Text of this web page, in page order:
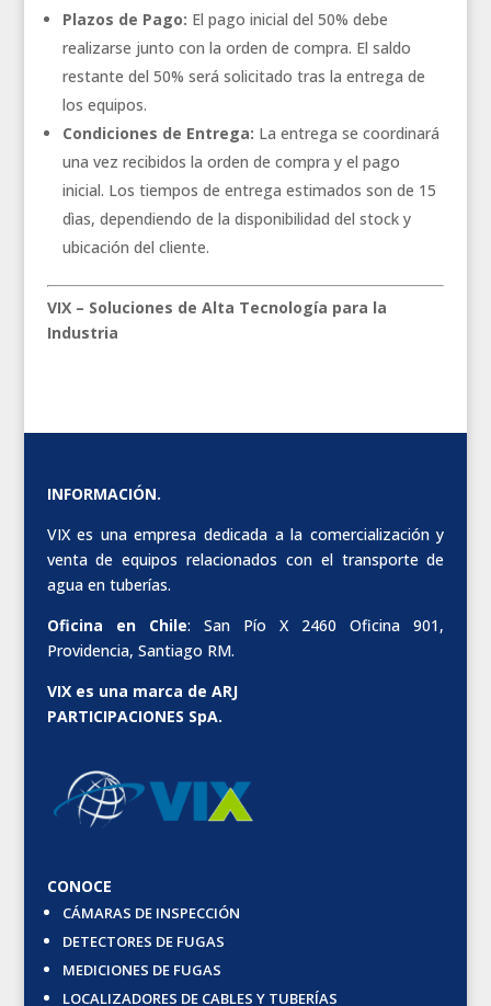
Plazos de Pago: El pago inicial del 50% debe
realizarse junto con la orden de compra. El saldo
restante del 50% será solicitado tras la entrega de
los equipos.
Condiciones de Entrega: La entrega se coordinará
una vez recibidos la orden de compra y el pago
inicial. Los tiempos de entrega estimados son de 15
dìas, dependiendo de la disponibilidad del stock y
ubicación del cliente.
VIX – Soluciones de Alta Tecnología para la
Industria
INFORMACIÓN.
VIX es una empresa dedicada a la comercialización y
venta de equipos relacionados con el transporte de
agua en tuberías.
Oficina en Chile: San Pío X 2460 Oficina 901,
Providencia, Santiago RM.
VIX es una marca de ARJ
PARTICIPACIONES SpA.
CONOCE
CÁMARAS DE INSPECCIÓN
DETECTORES DE FUGAS
MEDICIONES DE FUGAS
LOCALIZADORES DE CABLES Y TUBERÍAS